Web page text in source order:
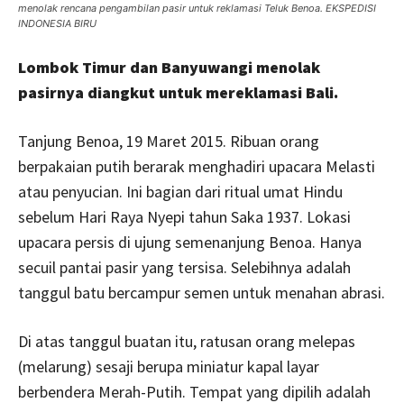
menolak rencana pengambilan pasir untuk reklamasi Teluk Benoa. EKSPEDISI
INDONESIA BIRU
Lombok Timur dan Banyuwangi menolak
pasirnya diangkut untuk mereklamasi Bali.
Tanjung Benoa, 19 Maret 2015. Ribuan orang
berpakaian putih berarak menghadiri upacara Melasti
atau penyucian. Ini bagian dari ritual umat Hindu
sebelum Hari Raya Nyepi tahun Saka 1937. Lokasi
upacara persis di ujung semenanjung Benoa. Hanya
secuil pantai pasir yang tersisa. Selebihnya adalah
tanggul batu bercampur semen untuk menahan abrasi.
Di atas tanggul buatan itu, ratusan orang melepas
(melarung) sesaji berupa miniatur kapal layar
berbendera Merah-Putih. Tempat yang dipilih adalah